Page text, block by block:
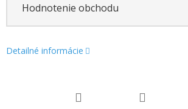
Hodnotenie obchodu
Detailné informácie